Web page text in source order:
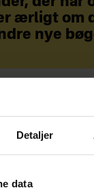
Detaljer
data
i
kede i
,Forbudt for
.
Det Danske
Akademi.
ærligt om
nye